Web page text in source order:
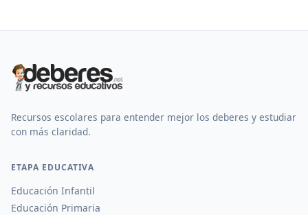
Recursos escolares para entender mejor los deberes y estudiar
con más claridad.
ETAPA EDUCATIVA
Educación Infantil
Educación Primaria